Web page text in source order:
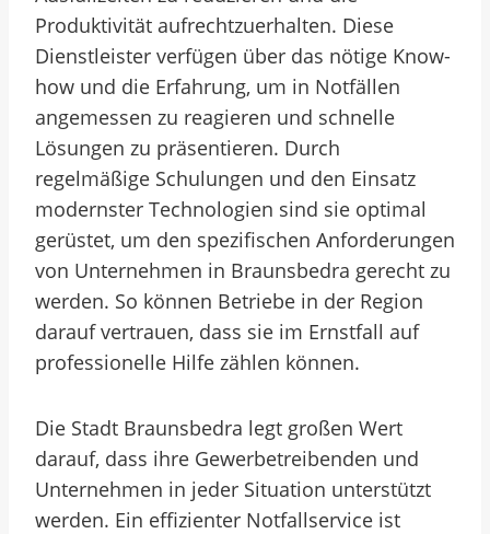
Produktivität aufrechtzuerhalten. Diese
Dienstleister verfügen über das nötige Know-
how und die Erfahrung, um in Notfällen
angemessen zu reagieren und schnelle
Lösungen zu präsentieren. Durch
regelmäßige Schulungen und den Einsatz
modernster Technologien sind sie optimal
gerüstet, um den spezifischen Anforderungen
von Unternehmen in Braunsbedra gerecht zu
werden. So können Betriebe in der Region
darauf vertrauen, dass sie im Ernstfall auf
professionelle Hilfe zählen können.
Die Stadt Braunsbedra legt großen Wert
darauf, dass ihre Gewerbetreibenden und
Unternehmen in jeder Situation unterstützt
werden. Ein effizienter Notfallservice ist